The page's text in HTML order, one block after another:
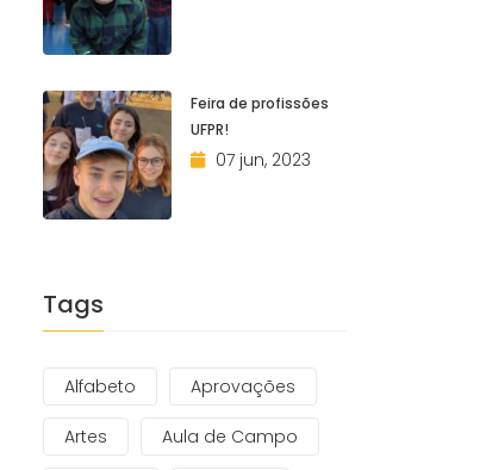
Feira de profissões
UFPR!
07 jun, 2023
Tags
Alfabeto Aprovações
Artes Aula de Campo